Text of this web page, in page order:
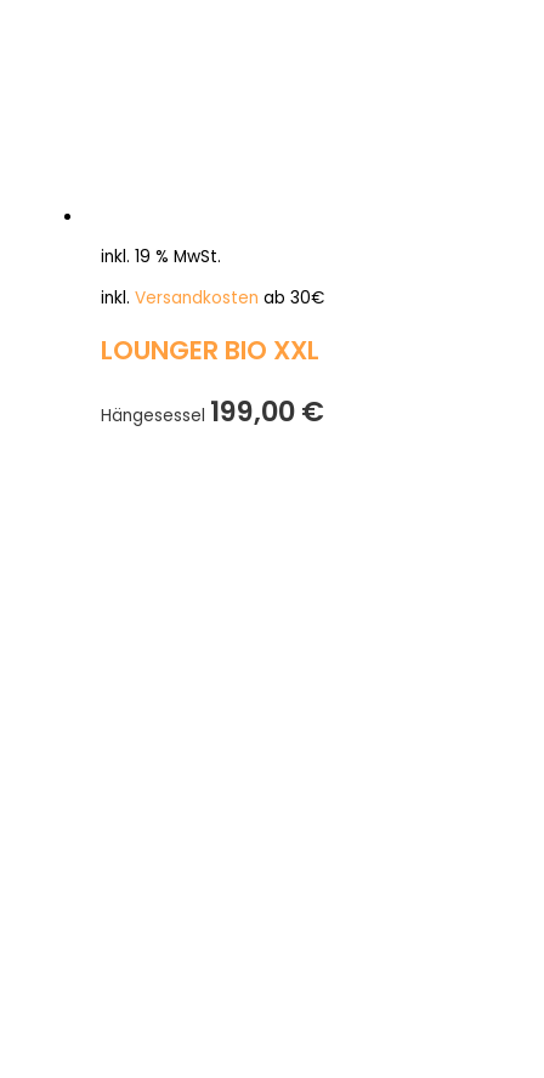
inkl. 19 % MwSt.
inkl. Versandkosten ab 30€
LOUNGER BIO XXL
Hängesessel 199,00€